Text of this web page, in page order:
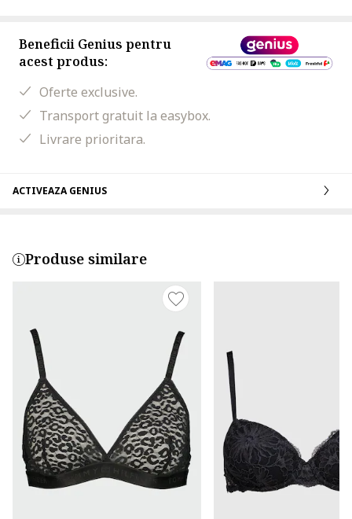
Beneficii Genius pentru
acest produs:
Oferte exclusive.
Transport gratuit la easybox.
Livrare prioritara.
ACTIVEAZA GENIUS
Produse similare